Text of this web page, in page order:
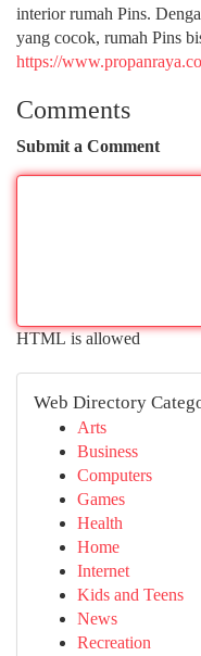
interior rumah Pins.
yang cocok, rumah Pins
https://
Comments
Submit a Comment
HTML is allowed
Web Directory
Arts
Business
Computers
Games
Health
Home
Internet
Kids and Teens
News
Recreation